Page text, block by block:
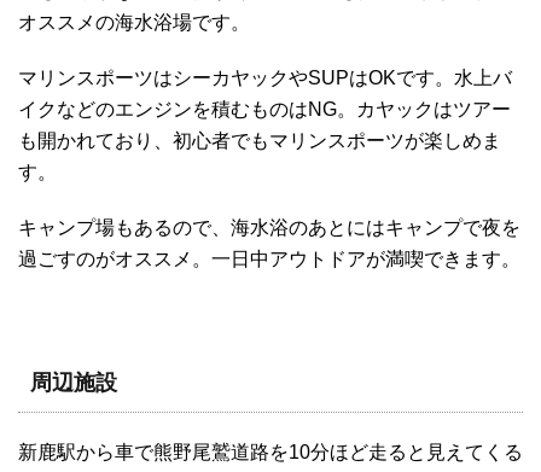
オススメの海水浴場です。
マリンスポーツはシーカヤックやSUPはOKです。水上バ
イクなどのエンジンを積むものはNG。カヤックはツアー
も開かれており、初心者でもマリンスポーツが楽しめま
す。
キャンプ場もあるので、海水浴のあとにはキャンプで夜を
過ごすのがオススメ。一日中アウトドアが満喫できます。
周辺施設
新鹿駅から車で熊野尾鷲道路を10分ほど走ると見えてくる